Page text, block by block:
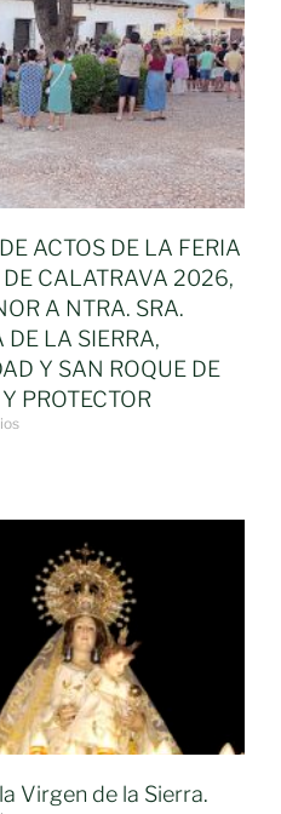
ACTOS DE LA FERIA
DE CALATRAVA 2026,
A NTRA. SRA.
LA SIERRA,
Y SAN ROQUE DE
PROTECTOR
Virgen de la Sierra.